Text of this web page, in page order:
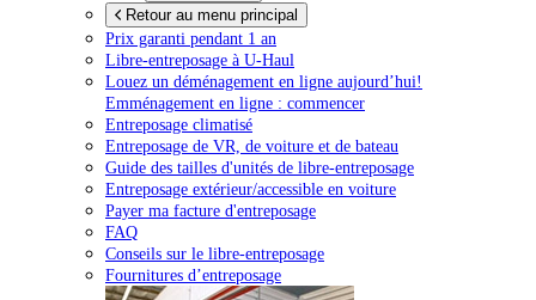
Retour au menu principal
Prix garanti pendant 1 an
Libre-entreposage à U-Haul
Louez un déménagement en ligne aujourd’hui!
Emménagement en ligne : commencer
Entreposage climatisé
Entreposage de VR, de voiture et de bateau
Guide des tailles d'unités de libre-entreposage
Entreposage extérieur/accessible en voiture
Payer ma facture d'entreposage
FAQ
Conseils sur le libre-entreposage
Fournitures d’entreposage